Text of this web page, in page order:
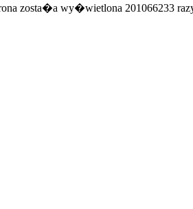
zosta�a wy�wietlona 201066233